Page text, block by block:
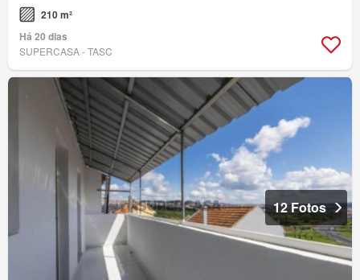
210 m²
Há 20 dias
SUPERCASA - TASC
12 Fotos